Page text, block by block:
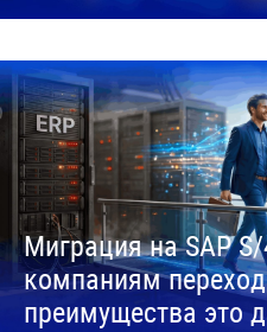
Миграция на SAP
компаниям
преимущества это